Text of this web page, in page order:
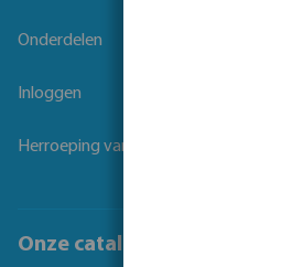
Onderdelen
Inloggen
Herroeping van overeenkomst
Onze catalogi